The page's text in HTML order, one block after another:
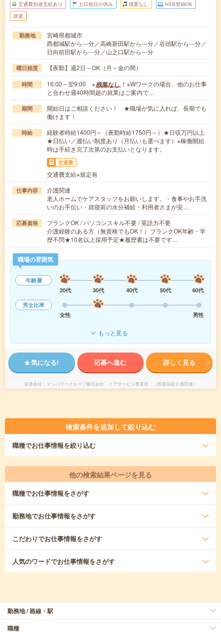
交通費別途支給あり 土日祝日が休み 残業なし WEB登録OK
派遣
勤務地
宮崎県都城市
西都城駅から---分／高崎新田駅から---分／谷頭駅から---分／
日向前田駅から---分／山之口駅から---分
曜日頻度 【夜勤】週2日～OK（月～金の間）
時間 16:00～翌9:00 ※残業なし ！※Wワークの場合、他のお仕事
と合わせ週40時間超の就業はご案内で…
期間
開始日はご相談ください！ ★職場が気に入れば、長期でも
働けます！
時給
経験者時給1400円～（夜勤時給1750円～）★日収万円以上
★日払い／週払い制度あり（月払いも選べます）※稼働開始
時は手続き完了次第のお支払いとなります。
交通費
交通費支給※規定有
仕事内容
介護関連
老人ホームでケアスタッフをお願いします。・食事やお手洗
いのお手伝い・就寝前の水分補給・利用者さまが安…
応募資格
ブランクOK / パソコンスキル不要 / 英語力不要
介護経験のある方（無資格でもOK！）ブランクOK年齢・学
歴不問★10名以上採用予定★履歴書は不要です…
職場の雰囲気
年齢層
20代
30代 40代 50代
60代
男女比率
女性
男性
もっと見る
気になる! 応募へ進む 詳しく見る
派遣会社 マンパワーグループ株式会社 ケアサービス事業部 （医療福祉介護関連）
検索条件を追加して絞り込む
職種でお仕事情報を絞り込む
他の検索結果ページを見る
職種でお仕事情報をさがす
勤務地でお仕事情報をさがす
こだわりでお仕事情報をさがす
人気のワードでお仕事情報をさがす
勤務地 / 路線・駅
職種